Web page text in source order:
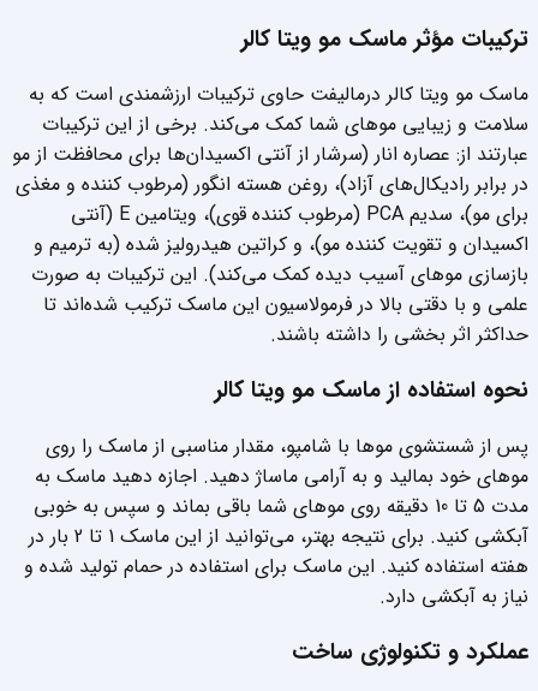
ترکیبات مؤثر ماسک مو ویتا کالر
ماسک مو ویتا کالر درمالیفت حاوی ترکیبات ارزشمندی است که به
سلامت و زیبایی موهای شما کمک می‌کند. برخی از این ترکیبات
عبارتند از: عصاره انار (سرشار از آنتی اکسیدان‌ها برای محافظت از مو
در برابر رادیکال‌های آزاد)، روغن هسته انگور (مرطوب کننده و مغذی
برای مو)، سدیم PCA (مرطوب کننده قوی)، ویتامین E (آنتی
اکسیدان و تقویت کننده مو)، و کراتین هیدرولیز شده (به ترمیم و
بازسازی موهای آسیب دیده کمک می‌کند). این ترکیبات به صورت
علمی و با دقتی بالا در فرمولاسیون این ماسک ترکیب شده‌اند تا
حداکثر اثر بخشی را داشته باشند.
نحوه استفاده از ماسک مو ویتا کالر
پس از شستشوی موها با شامپو، مقدار مناسبی از ماسک را روی
موهای خود بمالید و به آرامی ماساژ دهید. اجازه دهید ماسک به
مدت 5 تا 10 دقیقه روی موهای شما باقی بماند و سپس به خوبی
آبکشی کنید. برای نتیجه بهتر، می‌توانید از این ماسک 1 تا 2 بار در
هفته استفاده کنید. این ماسک برای استفاده در حمام تولید شده و
نیاز به آبکشی دارد.
عملکرد و تکنولوژی ساخت